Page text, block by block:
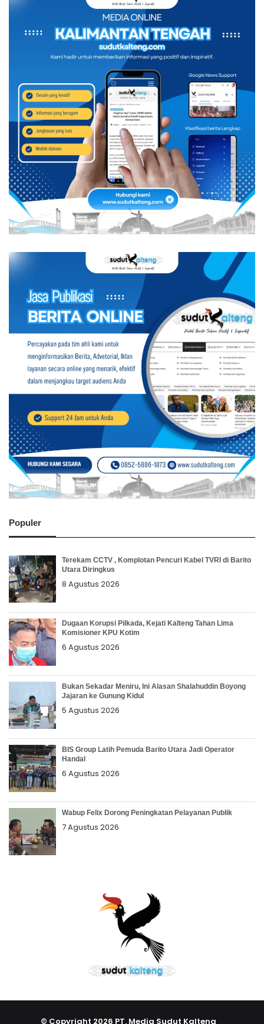
Populer
Terekam CCTV , Komplotan Pencuri Kabel TVRI di Barito
Utara Diringkus
8 Agustus 2026
Dugaan Korupsi Pilkada, Kejati Kalteng Tahan Lima
Komisioner KPU Kotim
6 Agustus 2026
Bukan Sekadar Meniru, Ini Alasan Shalahuddin Boyong
Jajaran ke Gunung Kidul
5 Agustus 2026
BIS Group Latih Pemuda Barito Utara Jadi Operator
Handal
6 Agustus 2026
Wabup Felix Dorong Peningkatan Pelayanan Publik
7 Agustus 2026
© Copyright 2026 PT. Media Sudut Kalteng